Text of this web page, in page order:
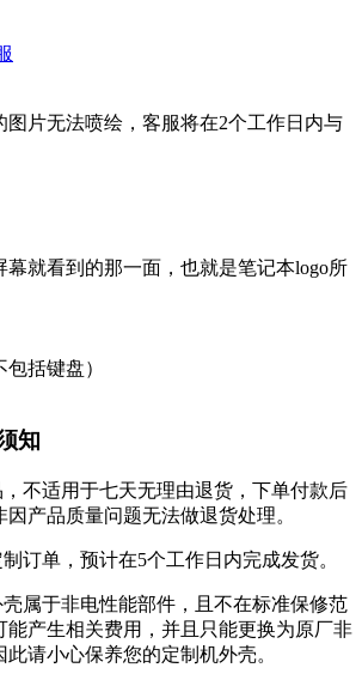
图片无法喷绘，客服将在2个工作日内与
幕就看到的那一面，也就是笔记本logo所
括键盘）
知
不适用于七天无理由退货，下单付款后
产品质量问题无法做退货处理。
订单，预计在5个工作日内完成发货。
属于非电性能部件，且不在标准保修范
能产生相关费用，并且只能更换为原厂非
请小心保养您的定制机外壳。